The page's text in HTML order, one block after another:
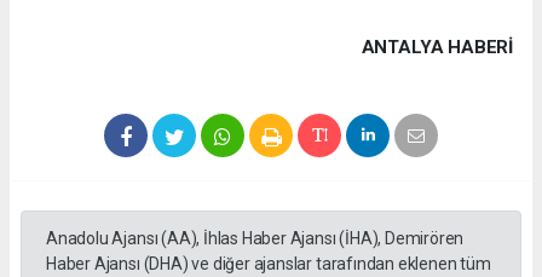
ANTALYA HABERİ
Anadolu Ajansı (AA), İhlas Haber Ajansı (İHA), Demirören
Haber Ajansı (DHA) ve diğer ajanslar tarafından eklenen tüm